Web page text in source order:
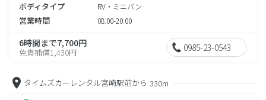
ボディタイプ RV・ミニバン
営業時間 08:00-20:00
6時間まで7,700円
免責補償1,430円 0985-23-0543
タイムズカーレンタル宮崎駅前から 330m